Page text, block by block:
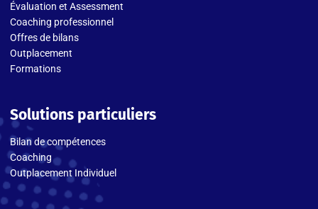
Évaluation et Assessment
Coaching professionnel
Offres de bilans
Outplacement
Formations
Solutions particuliers
Bilan de compétences
Coaching
Outplacement Individuel